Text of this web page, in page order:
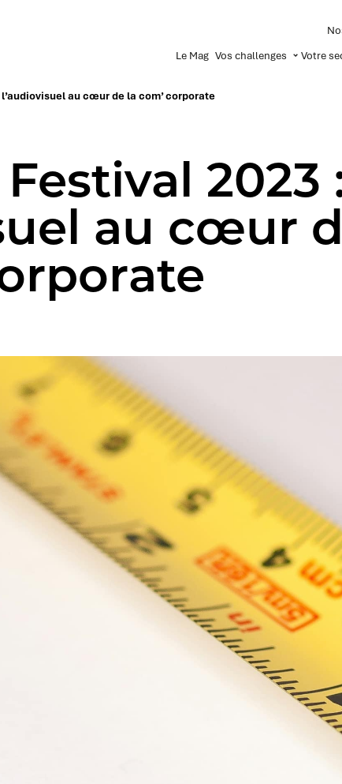
Le Mag Vos challenges Votre
l’audiovisuel au cœur de la com’ corporate
2023
au cœur